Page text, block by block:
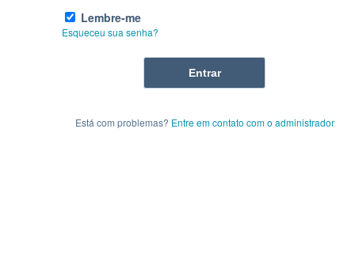
Lembre-me
Esqueceu sua senha?
Está com problemas? Entre em contato com o administrador